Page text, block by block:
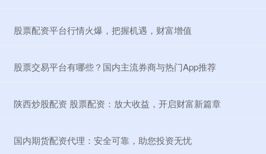
​股票配资平台行情火爆，把握机遇，财富增值
​股票交易平台有哪些？国内主流券商与热门App推荐
​陕西炒股配资 股票配资：放大收益，开启财富新篇章
​国内期货配资代理：安全可靠，助您投资无忧